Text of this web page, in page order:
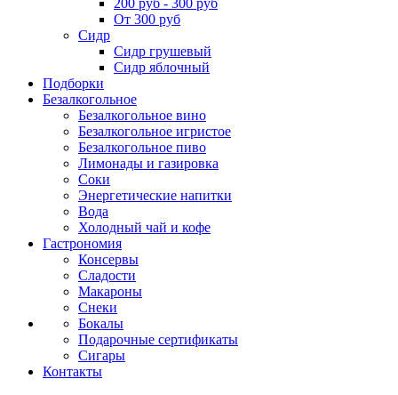
От 300 руб
Сидр
Сидр грушевый
Сидр яблочный
Подборки
Безалкогольное
Безалкогольное вино
Безалкогольное игристое
Безалкогольное пиво
Лимонады и газировка
Соки
Энергетические напитки
Вода
Холодный чай и кофе
Гастрономия
Консервы
Сладости
Макароны
Снеки
Бокалы
Подарочные сертификаты
Сигары
Контакты